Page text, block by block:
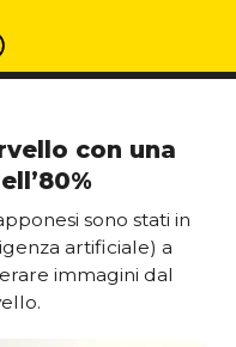
con una
sono stati in
artificiale) a
immagini dal